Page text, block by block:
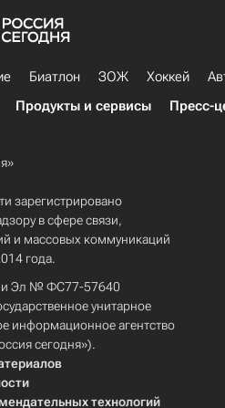
Биатлон ЗОЖ Хоккей
Продукты и сервисы Пресс-
зарегистрировано
в сфере связи,
и массовых коммуникаций
года.
Эл № ФС77-57640
унитарное
информационное агентство
сегодня»).
технологий